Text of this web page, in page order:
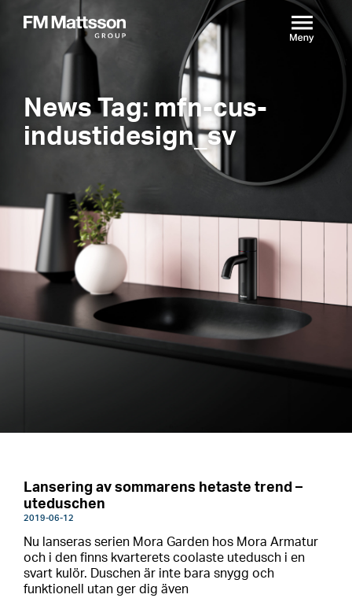
News Tag: mfn-cus-
industidesign_sv
Lansering av sommarens hetaste trend –
uteduschen
2019-06-12
Nu lanseras serien Mora Garden hos Mora Armatur
och i den finns kvarterets coolaste utedusch i en
svart kulör. Duschen är inte bara snygg och
funktionell utan ger dig även